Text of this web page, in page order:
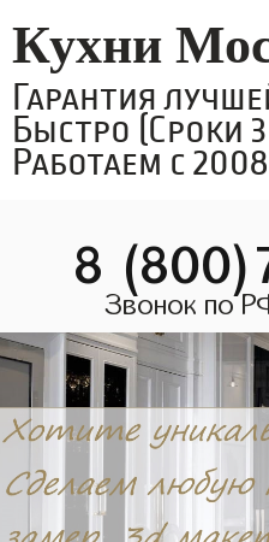
Кухни
Гарантия
Быстро (Сроки
Работаем с
8
Звонок по